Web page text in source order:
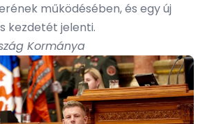
működésében, és egy új
kezdetét jelenti.
Kormánya